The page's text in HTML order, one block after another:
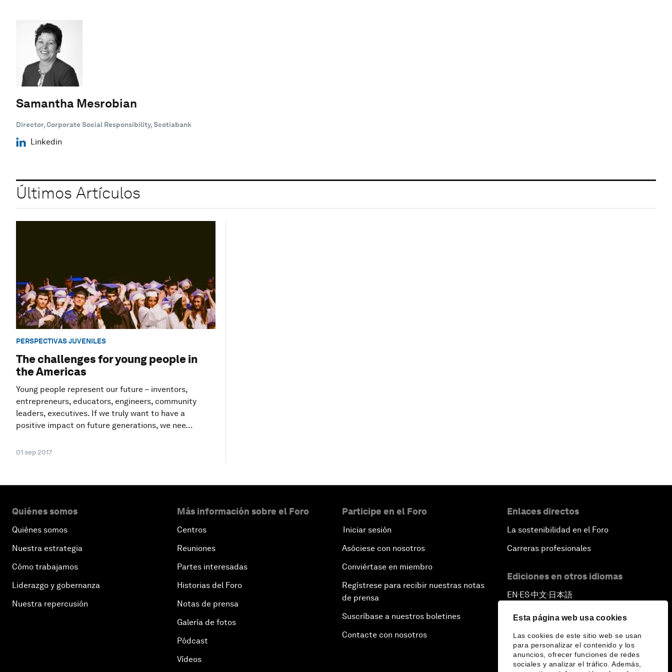
Esta página web usa cookies
Las cookies de este sitio web se usan
para personalizar el contenido y los
anuncios, ofrecer funciones de redes
sociales y analizar el tráfico. Además,
Samantha Mesrobian
Director, Corporate Social Responsibility, Scotiabank
Linkedin
Últimos Artículos
PERSPECTIVAS JUVENILES
The challenges for young people in
the Americas
Young people represent our future – inventors,
entrepreneurs, educators, engineers, community
leaders, executives. If we truly want to have a
positive impact on future generations, we nee...
01 sep 2017
Quiénes somos
Quiénes somos
Nuestra estrategia
Cómo trabajamos
Liderazgo y gobernanza
Nuestra repercusión
Más información sobre el Foro
Centros
Reuniones
Partes interesadas
Historias del Foro
Notas de prensa
Galería de fotos
Pódcast
Vídeos
Participe en el Foro
Iniciar sesión
Asóciese con nosotros
Conviértase en miembro
Regístrese para recibir nuestras notas
de prensa
Suscríbase a nuestros boletines
Contacte con nosotros
Enlaces directos
La sostenibilidad en el Foro
Carreras profesionales
Ediciones en otros idiomas
EN ▪ ES▪中文▪ 日本語